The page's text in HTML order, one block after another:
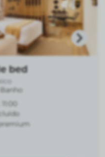
bed
Banho